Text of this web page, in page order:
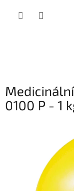
0100 P - 1